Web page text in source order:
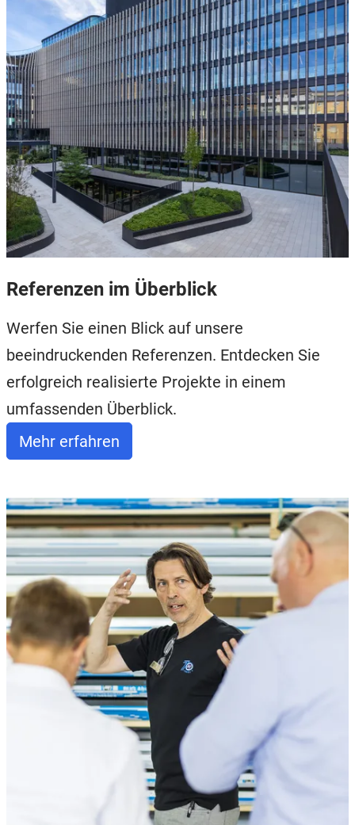
Referenzen im Überblick
Werfen Sie einen Blick auf unsere
beeindruckenden Referenzen. Entdecken Sie
erfolgreich realisierte Projekte in einem
umfassenden Überblick.
Mehr erfahren